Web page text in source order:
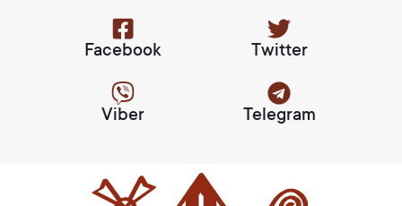
Facebook Twitter
Viber Telegram